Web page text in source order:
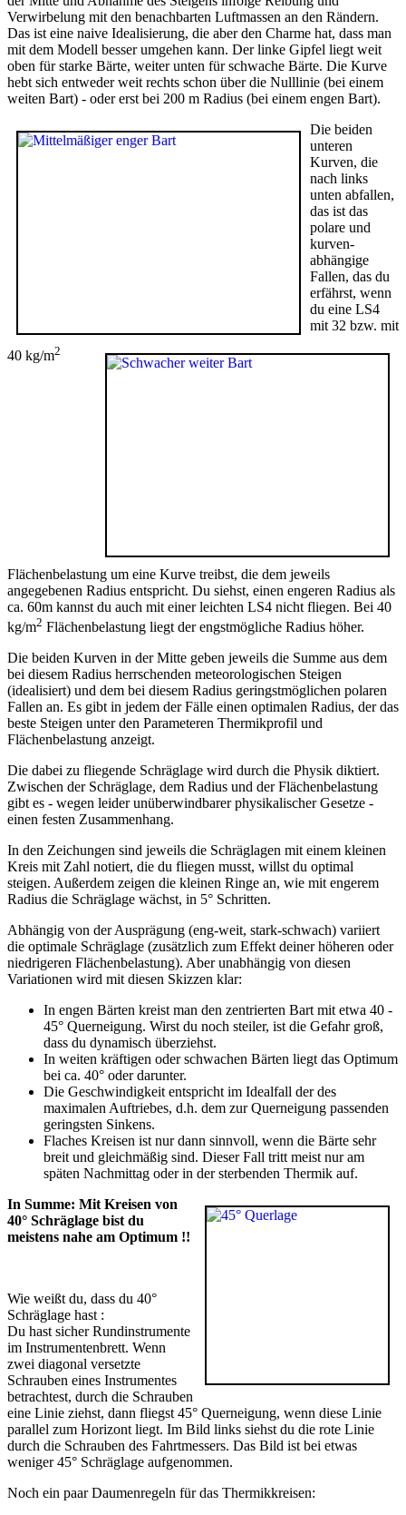
Verwirbelung mit den benachbarten Luftmassen an den Rändern.
Das ist eine naive Idealisierung, die aber den Charme hat, dass man
mit dem Modell besser umgehen kann. Der linke Gipfel liegt weit
oben für starke Bärte, weiter unten für schwache Bärte. Die Kurve
hebt sich entweder weit rechts schon über die Nulllinie (bei einem
weiten Bart) - oder erst bei 200 m Radius (bei einem engen Bart).
Die beiden
unteren
Kurven, die
nach links
unten abfallen,
das ist das
polare und
kurven-
abhängige
Fallen, das du
erfährst, wenn
du eine LS4
mit 32 bzw. mit
40 kg/m2
Flächenbelastung um eine Kurve treibst, die dem jeweils
angegebenen Radius entspricht. Du siehst, einen engeren Radius als
ca. 60m kannst du auch mit einer leichten LS4 nicht fliegen. Bei 40
kg/m2 Flächenbelastung liegt der engstmögliche Radius höher.
Die beiden Kurven in der Mitte geben jeweils die Summe aus dem
bei diesem Radius herrschenden meteorologischen Steigen
(idealisiert) und dem bei diesem Radius geringstmöglichen polaren
Fallen an. Es gibt in jedem der Fälle einen optimalen Radius, der das
beste Steigen unter den Parameteren Thermikprofil und
Flächenbelastung anzeigt.
Die dabei zu fliegende Schräglage wird durch die Physik diktiert.
Zwischen der Schräglage, dem Radius und der Flächenbelastung
gibt es - wegen leider unüberwindbarer physikalischer Gesetze -
einen festen Zusammenhang.
In den Zeichungen sind jeweils die Schräglagen mit einem kleinen
Kreis mit Zahl notiert, die du fliegen musst, willst du optimal
steigen. Außerdem zeigen die kleinen Ringe an, wie mit engerem
Radius die Schräglage wächst, in 5° Schritten.
Abhängig von der Ausprägung (eng-weit, stark-schwach) variiert
die optimale Schräglage (zusätzlich zum Effekt deiner höheren oder
niedrigeren Flächenbelastung). Aber unabhängig von diesen
Variationen wird mit diesen Skizzen klar:
In engen Bärten kreist man den zentrierten Bart mit etwa 40 -
45° Querneigung. Wirst du noch steiler, ist die Gefahr groß,
dass du dynamisch überziehst.
In weiten kräftigen oder schwachen Bärten liegt das Optimum
bei ca. 40° oder darunter.
Die Geschwindigkeit entspricht im Idealfall der des
maximalen Auftriebes, d.h. dem zur Querneigung passenden
geringsten Sinkens.
Flaches Kreisen ist nur dann sinnvoll, wenn die Bärte sehr
breit und gleichmäßig sind. Dieser Fall tritt meist nur am
späten Nachmittag oder in der sterbenden Thermik auf.
In Summe: Mit Kreisen von
40° Schräglage bist du
meistens nahe am Optimum !!
Wie weißt du, dass du 40°
Schräglage hast :
Du hast sicher Rundinstrumente
im Instrumentenbrett. Wenn
zwei diagonal versetzte
Schrauben eines Instrumentes
betrachtest, durch die Schrauben
eine Linie ziehst, dann fliegst 45° Querneigung, wenn diese Linie
parallel zum Horizont liegt. Im Bild links siehst du die rote Linie
durch die Schrauben des Fahrtmessers. Das Bild ist bei etwas
weniger 45° Schräglage aufgenommen.
Noch ein paar Daumenregeln für das Thermikkreisen: